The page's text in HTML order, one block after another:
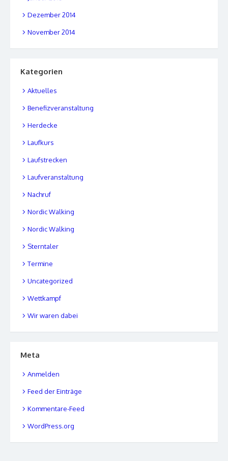
Dezember 2014
November 2014
Kategorien
Aktuelles
Benefizveranstaltung
Herdecke
Laufkurs
Laufstrecken
Laufveranstaltung
Nachruf
Nordic Walking
Nordic Walking
Sterntaler
Termine
Uncategorized
Wettkampf
Wir waren dabei
Meta
Anmelden
Feed der Einträge
Kommentare-Feed
WordPress.org